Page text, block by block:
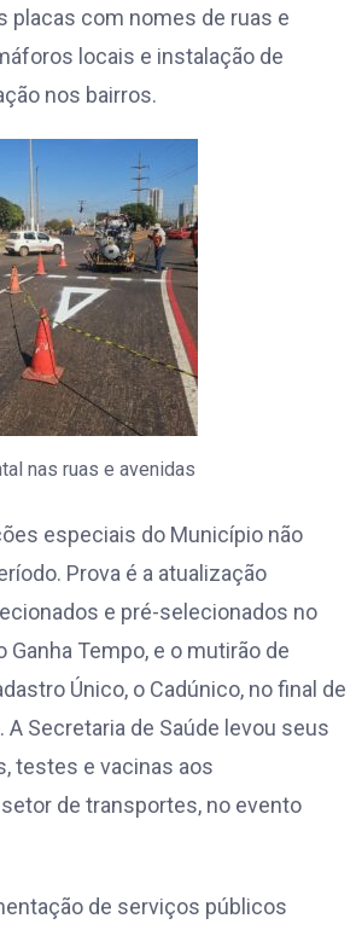
placas com nomes de ruas e
locais e instalação de
nos bairros.
nas ruas e avenidas
especiais do Município não
Prova é a atualização
e pré-selecionados no
Ganha Tempo, e o mutirão de
Único, o Cadúnico, no final de
A Secretaria de Saúde levou seus
testes e vacinas aos
de transportes, no evento
de serviços públicos